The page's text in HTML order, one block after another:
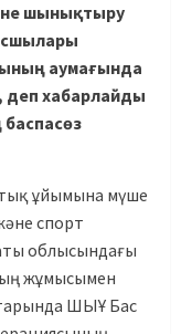
шынықтыру
аумағында
деп хабарлайды
баспасөз
ұйымына мүше
спорт
облысындағы
жұмысымен
ШЫҰ Бас